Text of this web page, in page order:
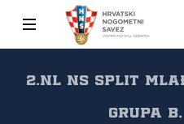
2.NL NS Split
grupa